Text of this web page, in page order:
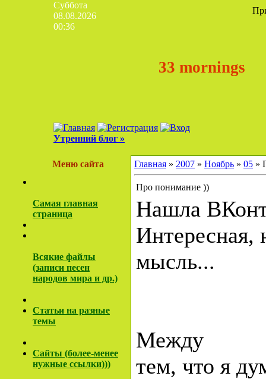
Суббота
08.08.2026
00:36
33 mornings
Утренний блог »
Меню сайта
Самая главная
страница
Всякие файлы
(записи песен
народов мира и др.)
Cтатьи на разные
темы
Сайты (более-менее
нужные ссылки)))
Главная » 2007 » Ноябрь » 05 »
Про понимание ))
Нашла
Интересная,
мысль...
Между
тем, что я